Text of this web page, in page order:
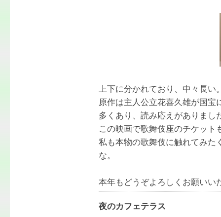
上下に分かれており、中々長い
原作は主人公立花喜久雄が国宝
多くあり、読み応えがありまし
この映画で歌舞伎座のチケット
私も本物の歌舞伎に触れてみた
な。
本年もどうぞよろしくお願いい
夜のカフェテラス